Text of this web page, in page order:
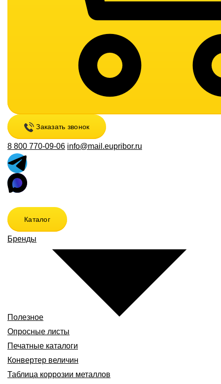
Заказать звонок
8 800 770-09-06 info@mail.eupribor.ru
Каталог
Бренды
Полезное
Опросные листы
Печатные каталоги
Конвертер величин
Таблица коррозии металлов